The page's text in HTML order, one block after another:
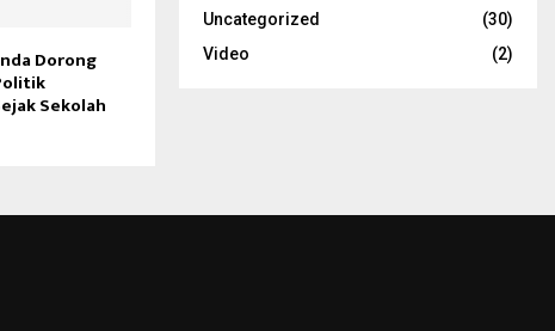
Dorong
Sekolah
Uncategorized
(30)
Video
(2)